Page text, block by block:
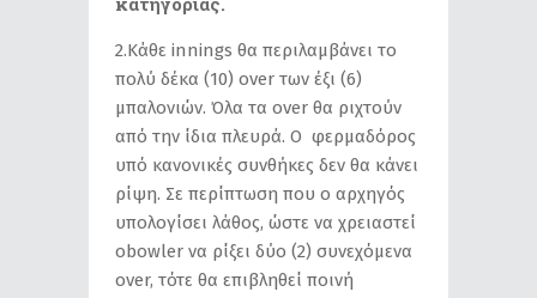
2.Κάθε innings θα περιλαμβάνει το
πολύ δέκα (10) over των έξι (6)
μπαλονιών. Όλα τα over θα ριχτούν
από την ίδια πλευρά. Ο φερμαδόρος
υπό κανονικές συνθήκες δεν θα κάνει
ρίψη. Σε περίπτωση που ο αρχηγός
υπολογίσει λάθος, ώστε να χρειαστεί
οbowler να ρίξει δύο (2) συνεχόμενα
over, τότε θα επιβληθεί ποινή